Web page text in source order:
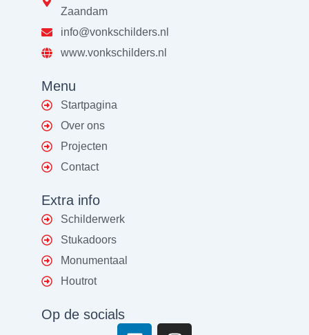
Zaandam
info@vonkschilders.nl
www.vonkschilders.nl
Menu
Startpagina
Over ons
Projecten
Contact
Extra info
Schilderwerk
Stukadoors
Monumentaal
Houtrot
Op de socials